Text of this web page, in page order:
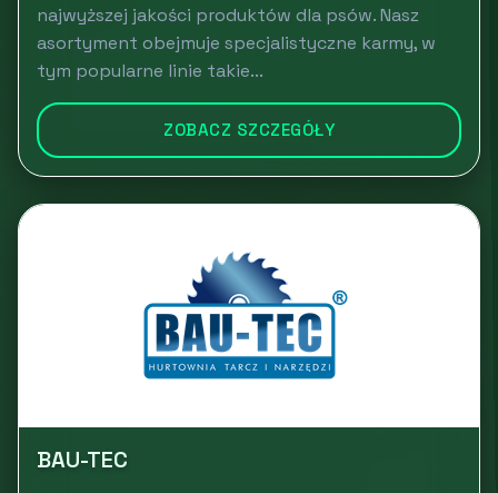
najwyższej jakości produktów dla psów. Nasz
asortyment obejmuje specjalistyczne karmy, w
tym popularne linie takie...
ZOBACZ SZCZEGÓŁY
BAU-TEC